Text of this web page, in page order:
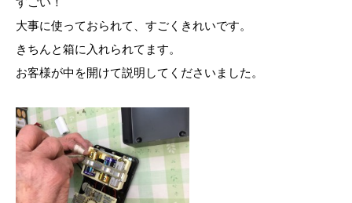
大事に使っておられて、すごくきれいです。
きちんと箱に入れられてます。
お客様が中を開けて説明してくださいました。